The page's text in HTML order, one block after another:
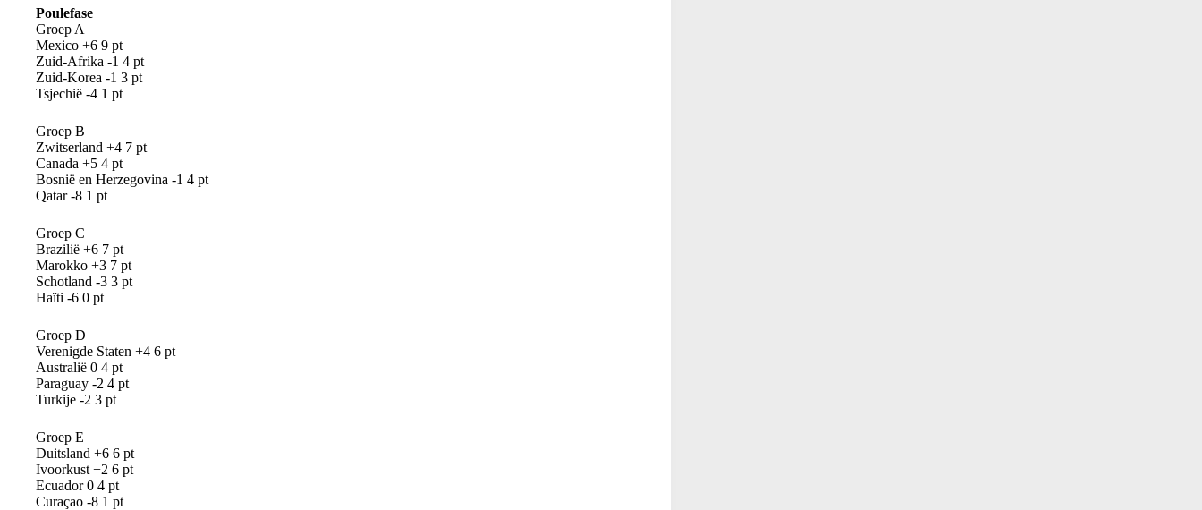
Poulefase
Groep A
Mexico +6 9 pt
Zuid-Afrika -1 4 pt
Zuid-Korea -1 3 pt
Tsjechië -4 1 pt
Groep B
Zwitserland +4 7 pt
Canada +5 4 pt
Bosnië en Herzegovina -1 4 pt
Qatar -8 1 pt
Groep C
Brazilië +6 7 pt
Marokko +3 7 pt
Schotland -3 3 pt
Haïti -6 0 pt
Groep D
Verenigde Staten +4 6 pt
Australië 0 4 pt
Paraguay -2 4 pt
Turkije -2 3 pt
Groep E
Duitsland +6 6 pt
Ivoorkust +2 6 pt
Ecuador 0 4 pt
Curaçao -8 1 pt